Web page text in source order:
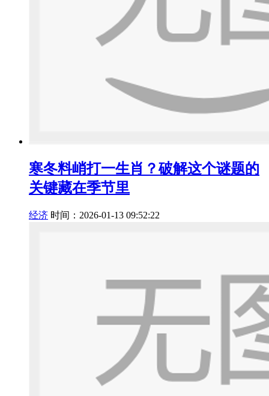
寒冬料峭打一生肖？破解这个谜题的
关键藏在季节里
经济 时间：2026-01-13 09:52:22